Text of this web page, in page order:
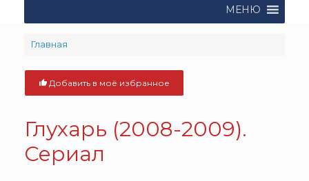
МЕНЮ
Главная
Добавить в моё избранное
Глухарь (2008-2009).
Сериал